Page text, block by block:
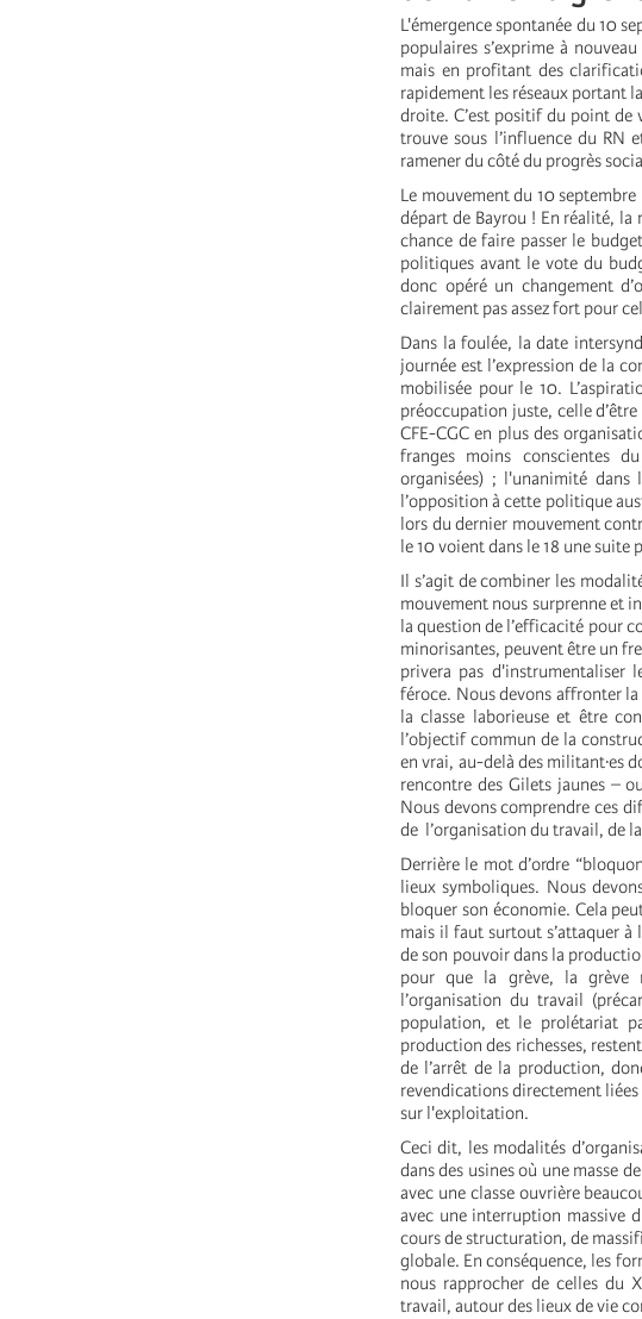
L'émergence spontanée du 10
populaires s’exprime à
mais en profitant des
rapidement les réseaux portant
droite. C’est positif du point de
trouve sous l’influence du RN
ramener du côté du progrès
Le mouvement du 10
départ de Bayrou ! En réalité, la
chance de faire passer le
politiques avant le vote du
donc opéré un changement
clairement pas assez fort pour
Dans la foulée, la date
journée est l’expression de la
mobilisée pour le 10.
préoccupation juste, celle
CFE-CGC en plus des
franges moins conscientes
organisées) ; l'unanimité
l’opposition à cette politique
lors du dernier mouvement
le 10 voient dans le 18 une suite
Il s’agit de combiner les
mouvement nous surprenne et
la question de l’efficacité pour
minorisantes, peuvent être un
privera pas d'instrumentaliser
féroce. Nous devons affronter
la classe laborieuse et être
l’objectif commun de la
en vrai, au-delà des militant·es
rencontre des Gilets jaunes –
Nous devons comprendre ces
de l’organisation du travail, de
Derrière le mot d’ordre
lieux symboliques. Nous
bloquer son économie. Cela
mais il faut surtout s’attaquer à
de son pouvoir dans la
pour que la grève, la grève
l’organisation du travail
population, et le prolétariat
production des richesses,
de l’arrêt de la production,
revendications directement
sur l'exploitation.
Ceci dit, les modalités
dans des usines où une masse
avec une classe ouvrière
avec une interruption massive
cours de structuration, de
globale. En conséquence, les
nous rapprocher de celles du
travail, autour des lieux de vie